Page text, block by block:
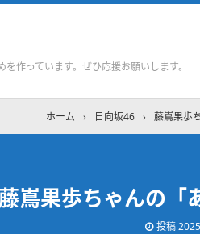
作っています。ぜひ応援お願いします。
ホーム › 日向坂46 › 藤嶌果歩
藤嶌果歩ちゃんの「
投稿